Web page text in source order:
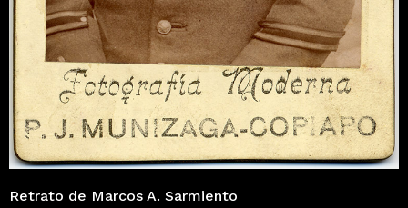
Retrato de Marcos A. Sarmiento